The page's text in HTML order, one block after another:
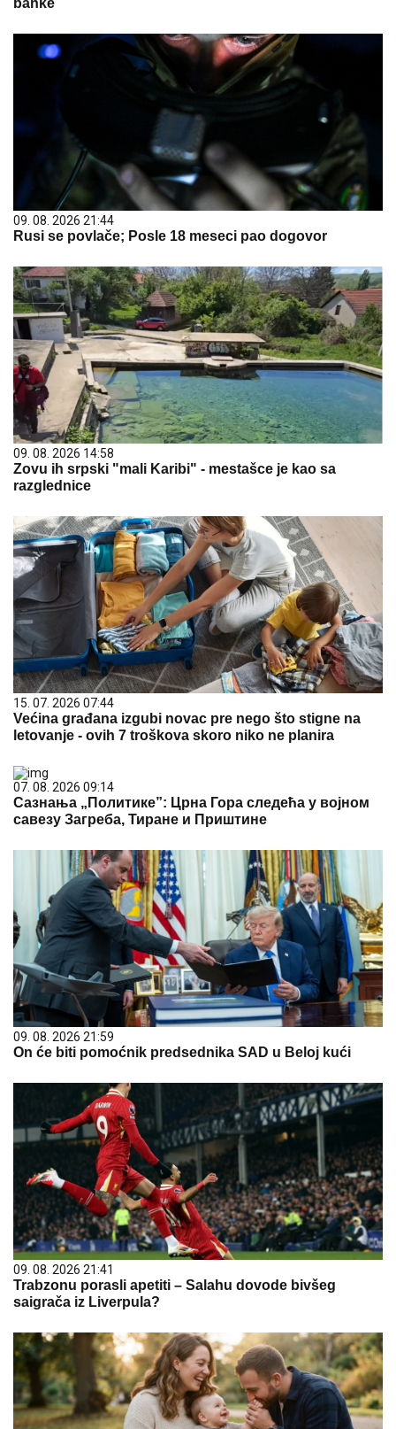
09. 08. 2026 21:44
Rusi se povlače; Posle 18 meseci pao dogovor
09. 08. 2026 14:58
Zovu ih srpski "mali Karibi" - mestašce je kao sa
razglednice
15. 07. 2026 07:44
Većina građana izgubi novac pre nego što stigne na
letovanje - ovih 7 troškova skoro niko ne planira
07. 08. 2026 09:14
Сазнања „Политике”: Црна Гора следећа у војном
савезу Загреба, Тиране и Приштине
09. 08. 2026 21:59
On će biti pomoćnik predsednika SAD u Beloj kući
09. 08. 2026 21:41
Trabzonu porasli apetiti – Salahu dovode bivšeg
saigrača iz Liverpula?